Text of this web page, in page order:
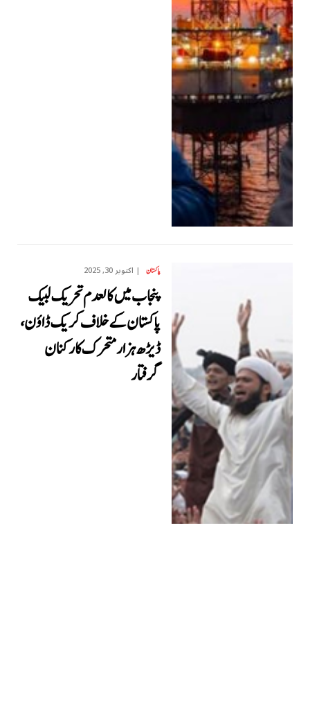
پاکستان اکتوبر 30, 2025
پنجاب میں کالعدم تحریک لبیک
پاکستان کے خلاف کریک ڈاؤن،
ڈیڑھ ہزار متحرک کارکنان
گرفتار